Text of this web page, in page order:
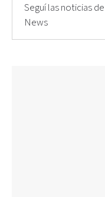
Seguí las noticias
News